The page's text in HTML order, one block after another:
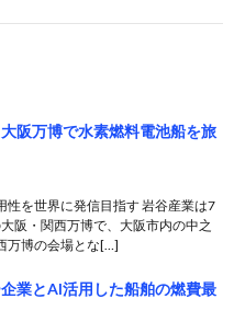
阪万博で水素燃料電池船を旅
性を世界に発信目指す 岩谷産業は7
阪・関西万博で、大阪市内の中之
万博の会場とな[…]
業とAI活用した船舶の燃費最